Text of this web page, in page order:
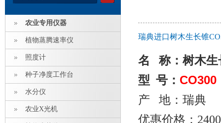
农业专用仪器
植物蒸腾速率仪
照度计
种子净度工作台
水分仪
农业X光机
瑞典进口树木生长锥
名
称：树木生
型 号： CO300
产 地：瑞典
优惠价格：